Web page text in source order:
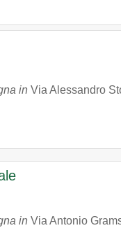
in Via Alessandro
in Via Antonio